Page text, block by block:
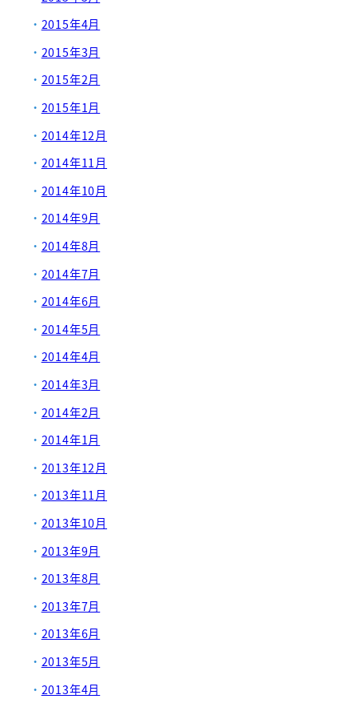
2015年4月
2015年3月
2015年2月
2015年1月
2014年12月
2014年11月
2014年10月
2014年9月
2014年8月
2014年7月
2014年6月
2014年5月
2014年4月
2014年3月
2014年2月
2014年1月
2013年12月
2013年11月
2013年10月
2013年9月
2013年8月
2013年7月
2013年6月
2013年5月
2013年4月